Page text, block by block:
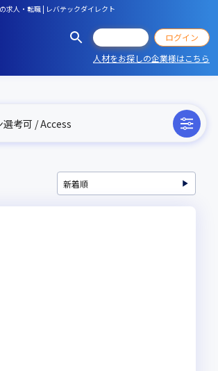
求人・転職 | レバテックダイレクト
ログイン
人材をお探しの企業様はこちら
選考可 / Access